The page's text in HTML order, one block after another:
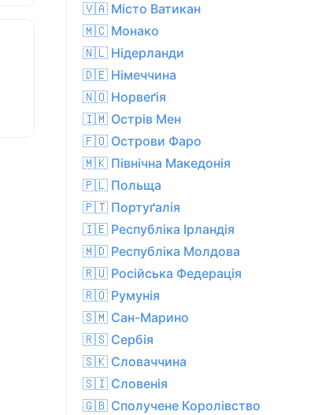
🇻🇦 Місто Ватикан
🇲🇨 Монако
🇳🇱 Нідерланди
🇩🇪 Німеччина
🇳🇴 Норвеґія
🇮🇲 Острів Мен
🇫🇴 Острови Фаро
🇲🇰 Північна Македонія
🇵🇱 Польща
🇵🇹 Портуґалія
🇮🇪 Республіка Ірландія
🇲🇩 Республіка Молдова
🇷🇺 Російська Федерація
🇷🇴 Румунія
🇸🇲 Сан-Марино
🇷🇸 Сербія
🇸🇰 Словаччина
🇸🇮 Словенія
🇬🇧 Сполучене Королівство